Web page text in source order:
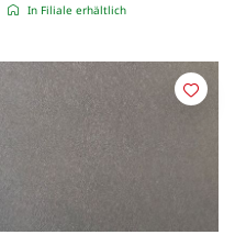
In Filiale erhältlich